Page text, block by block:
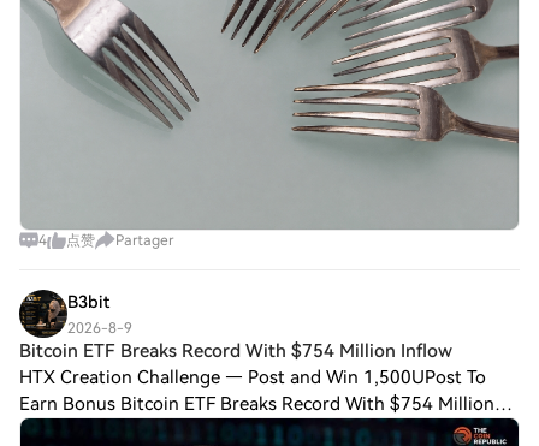
4 点赞 Partager
B3bit
2026-8-9
Bitcoin ETF Breaks Record With $754 Million Inflow
HTX Creation Challenge — Post and Win 1,500UPost To
Earn Bonus Bitcoin ETF Breaks Record With $754 Million
Inflow as Buying Pressure Sends BTC Price Up 5% Key